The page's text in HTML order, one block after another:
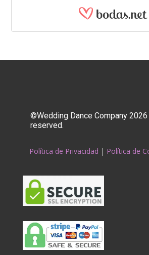
©Wedding Dance Company
reserved.
Política de Privacidad | Política de